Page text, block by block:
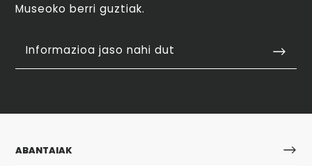
Museoko berri guztiak.
Informazioa jaso nahi dut
ABANTAIAK